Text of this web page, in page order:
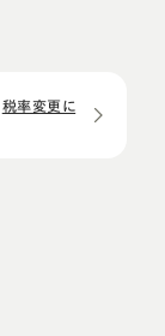
税率変更に